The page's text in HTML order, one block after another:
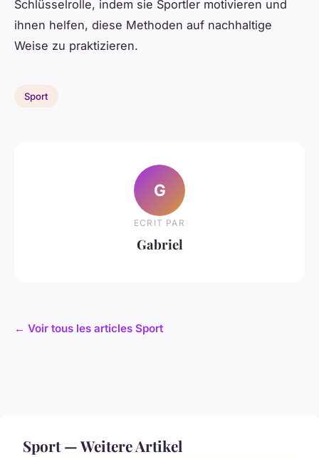
Schlüsselrolle, indem sie Sportler motivieren und
ihnen helfen, diese Methoden auf nachhaltige
Weise zu praktizieren.
Sport
G
ECRIT PAR
Gabriel
← Voir tous les articles Sport
Sport — Weitere Artikel